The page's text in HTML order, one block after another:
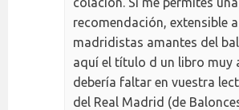
recomendación, extensible
madridistas amantes del
aquí el título d un libro muy
debería faltar en vuestra
del Real Madrid (de